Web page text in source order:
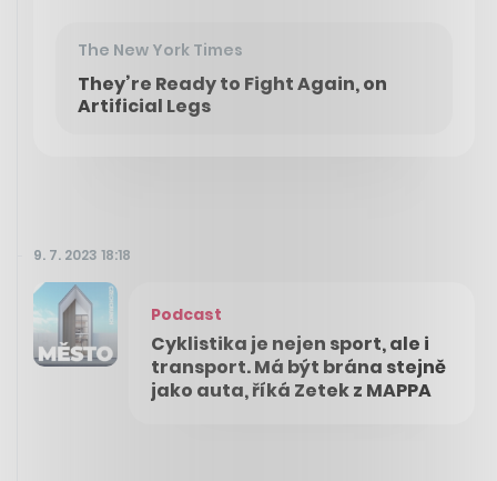
The New York Times
They’re Ready to Fight Again, on
Artificial Legs
9. 7. 2023 18:18
Podcast
Cyklistika je nejen sport, ale i
transport. Má být brána stejně
jako auta, říká Zetek z MAPPA